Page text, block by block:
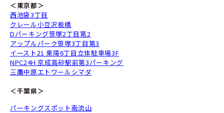
＜東京都＞
西池袋3丁目
クレール小豆沢板橋
Dパーキング笹塚2丁目第2
アップルパーク笹塚3丁目第3
イースト21 東陽6丁目立体駐車場3F
NPC24H 京成高砂駅前第3パーキング
三鷹中原エトワールシマダ
＜千葉県＞
パーキングスポット南流山